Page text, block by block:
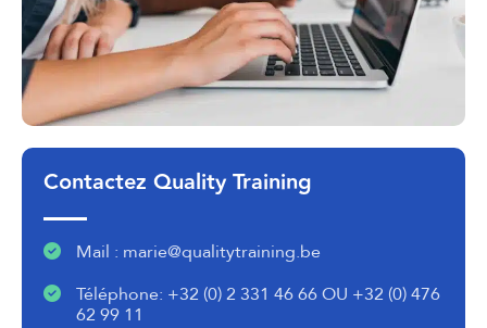
Contactez Quality Training
Mail : marie@qualitytraining.be
Téléphone: +32 (0) 2 331 46 66 OU +32 (0) 476
62 99 11